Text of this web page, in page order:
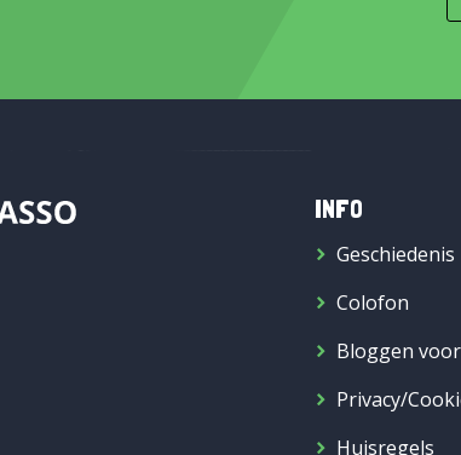
INFO
Geschiedenis
Colofon
Bloggen
Privacy/
Huisregels